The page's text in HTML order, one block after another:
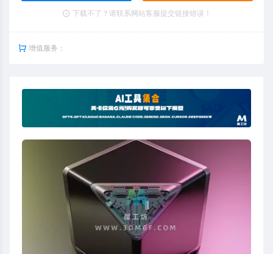
下载不了？请联系网站客服提交链接错误！
增值服务：